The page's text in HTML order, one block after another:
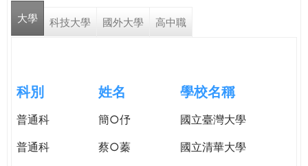
格。
e
e
r
e
大學 科技大學 國外大學 高中職
科別 姓名 學校名稱
普通科 簡○伃
國立臺灣大學
普通科
蔡○蓁
國立清華大學